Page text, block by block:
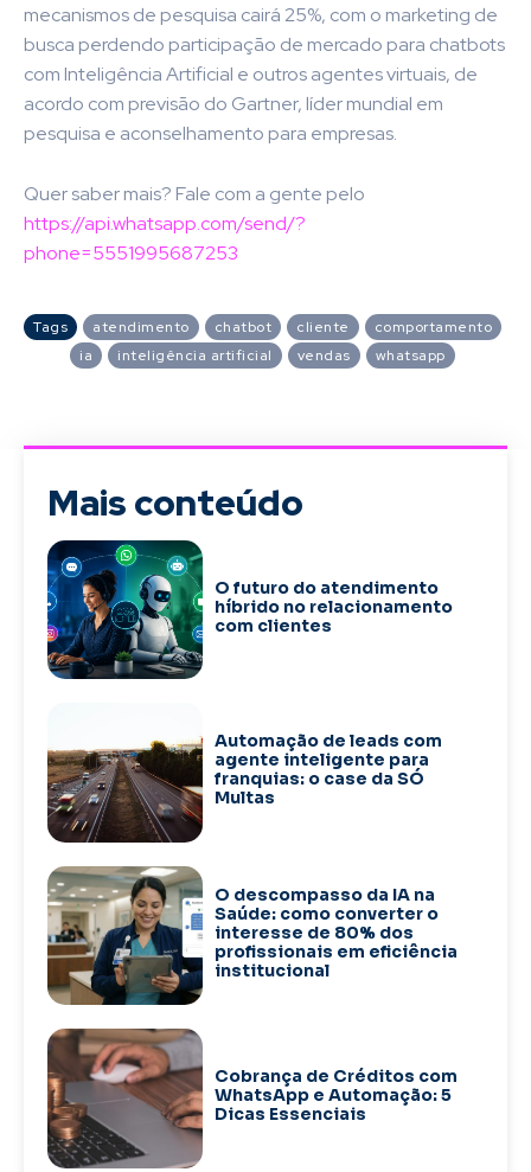
mecanismos de pesquisa cairá 25%, com o marketing de
busca perdendo participação de mercado para chatbots
com Inteligência Artificial e outros agentes virtuais, de
acordo com previsão do Gartner, líder mundial em
pesquisa e aconselhamento para empresas.
Quer saber mais? Fale com a gente pelo
https://api.whatsapp.com/send/?
phone=5551995687253
Tags atendimento chatbot cliente
comportamento
ia
inteligência artificial vendas whatsapp
Mais conteúdo
O futuro do atendimento
híbrido no relacionamento
com clientes
Automação de leads com
agente inteligente para
franquias: o case da SÓ
Multas
O descompasso da IA na
Saúde: como converter o
interesse de 80% dos
profissionais em eficiência
institucional
Cobrança de Créditos com
WhatsApp e Automação: 5
Dicas Essenciais